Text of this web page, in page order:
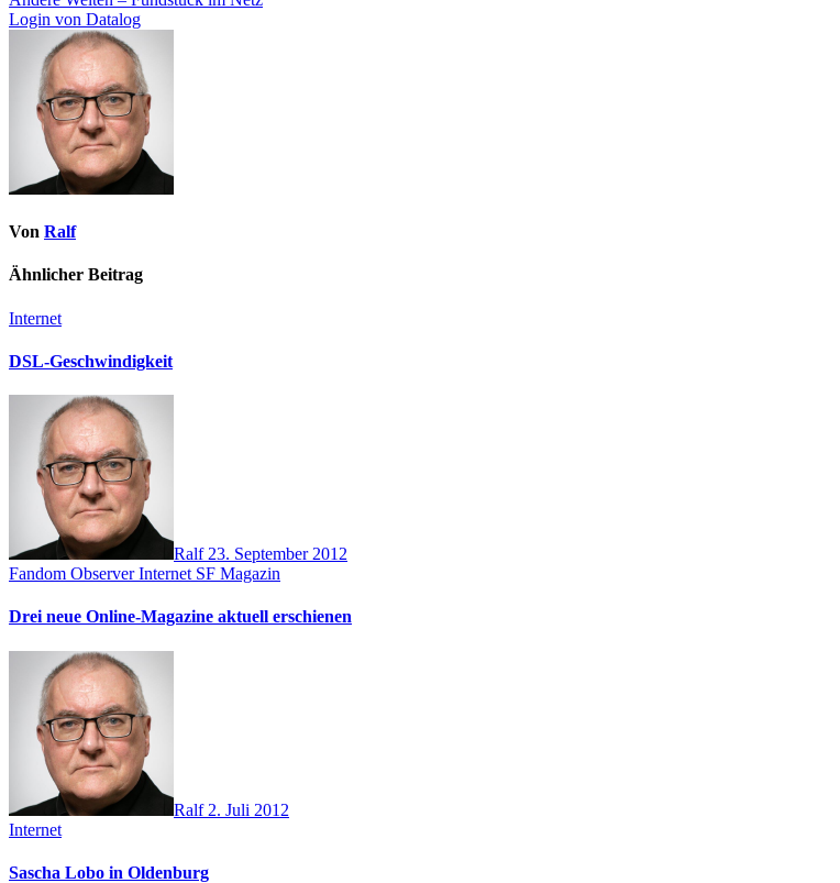
Login von Datalog
Von Ralf
Ähnlicher Beitrag
Internet
DSL-Geschwindigkeit
Ralf 23. September 2012
Fandom ObserverInternet SF Magazin
Drei neue Online-Magazine aktuell erschienen
Ralf 2. Juli 2012
Internet
Sascha Lobo in Oldenburg